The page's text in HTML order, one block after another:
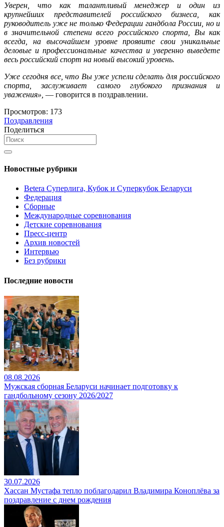
Уверен, что как талантливый менеджер и один из
крупнейших представителей российского бизнеса, как
руководитель уже не только Федерации гандбола России, но и
в значительной степени всего российского спорта, Вы как
всегда, на высочайшем уровне проявите свои уникальные
деловые и профессиональные качества и уверенно выведете
весь российский спорт на новый высокий уровень.
Уже сегодня все, что Вы уже успели сделать для российского
спорта, заслуживает самого глубокого признания и
уважения», — говорится в поздравлении.
Просмотров: 173
Поздравления
Поделиться
Новостные рубрики
Betera Суперлига, Кубок и Суперкубок Беларуси
Федерация
Сборные
Международные соревнования
Детские соревнования
Пресс-центр
Архив новостей
Интервью
Без рубрики
Последние новости
08.08.2026
Мужская сборная Беларуси начинает подготовку к
гандбольному сезону 2026/2027
30.07.2026
Хассан Мустафа тепло поблагодарил Владимира Коноплёва за
поздравление с днем рождения